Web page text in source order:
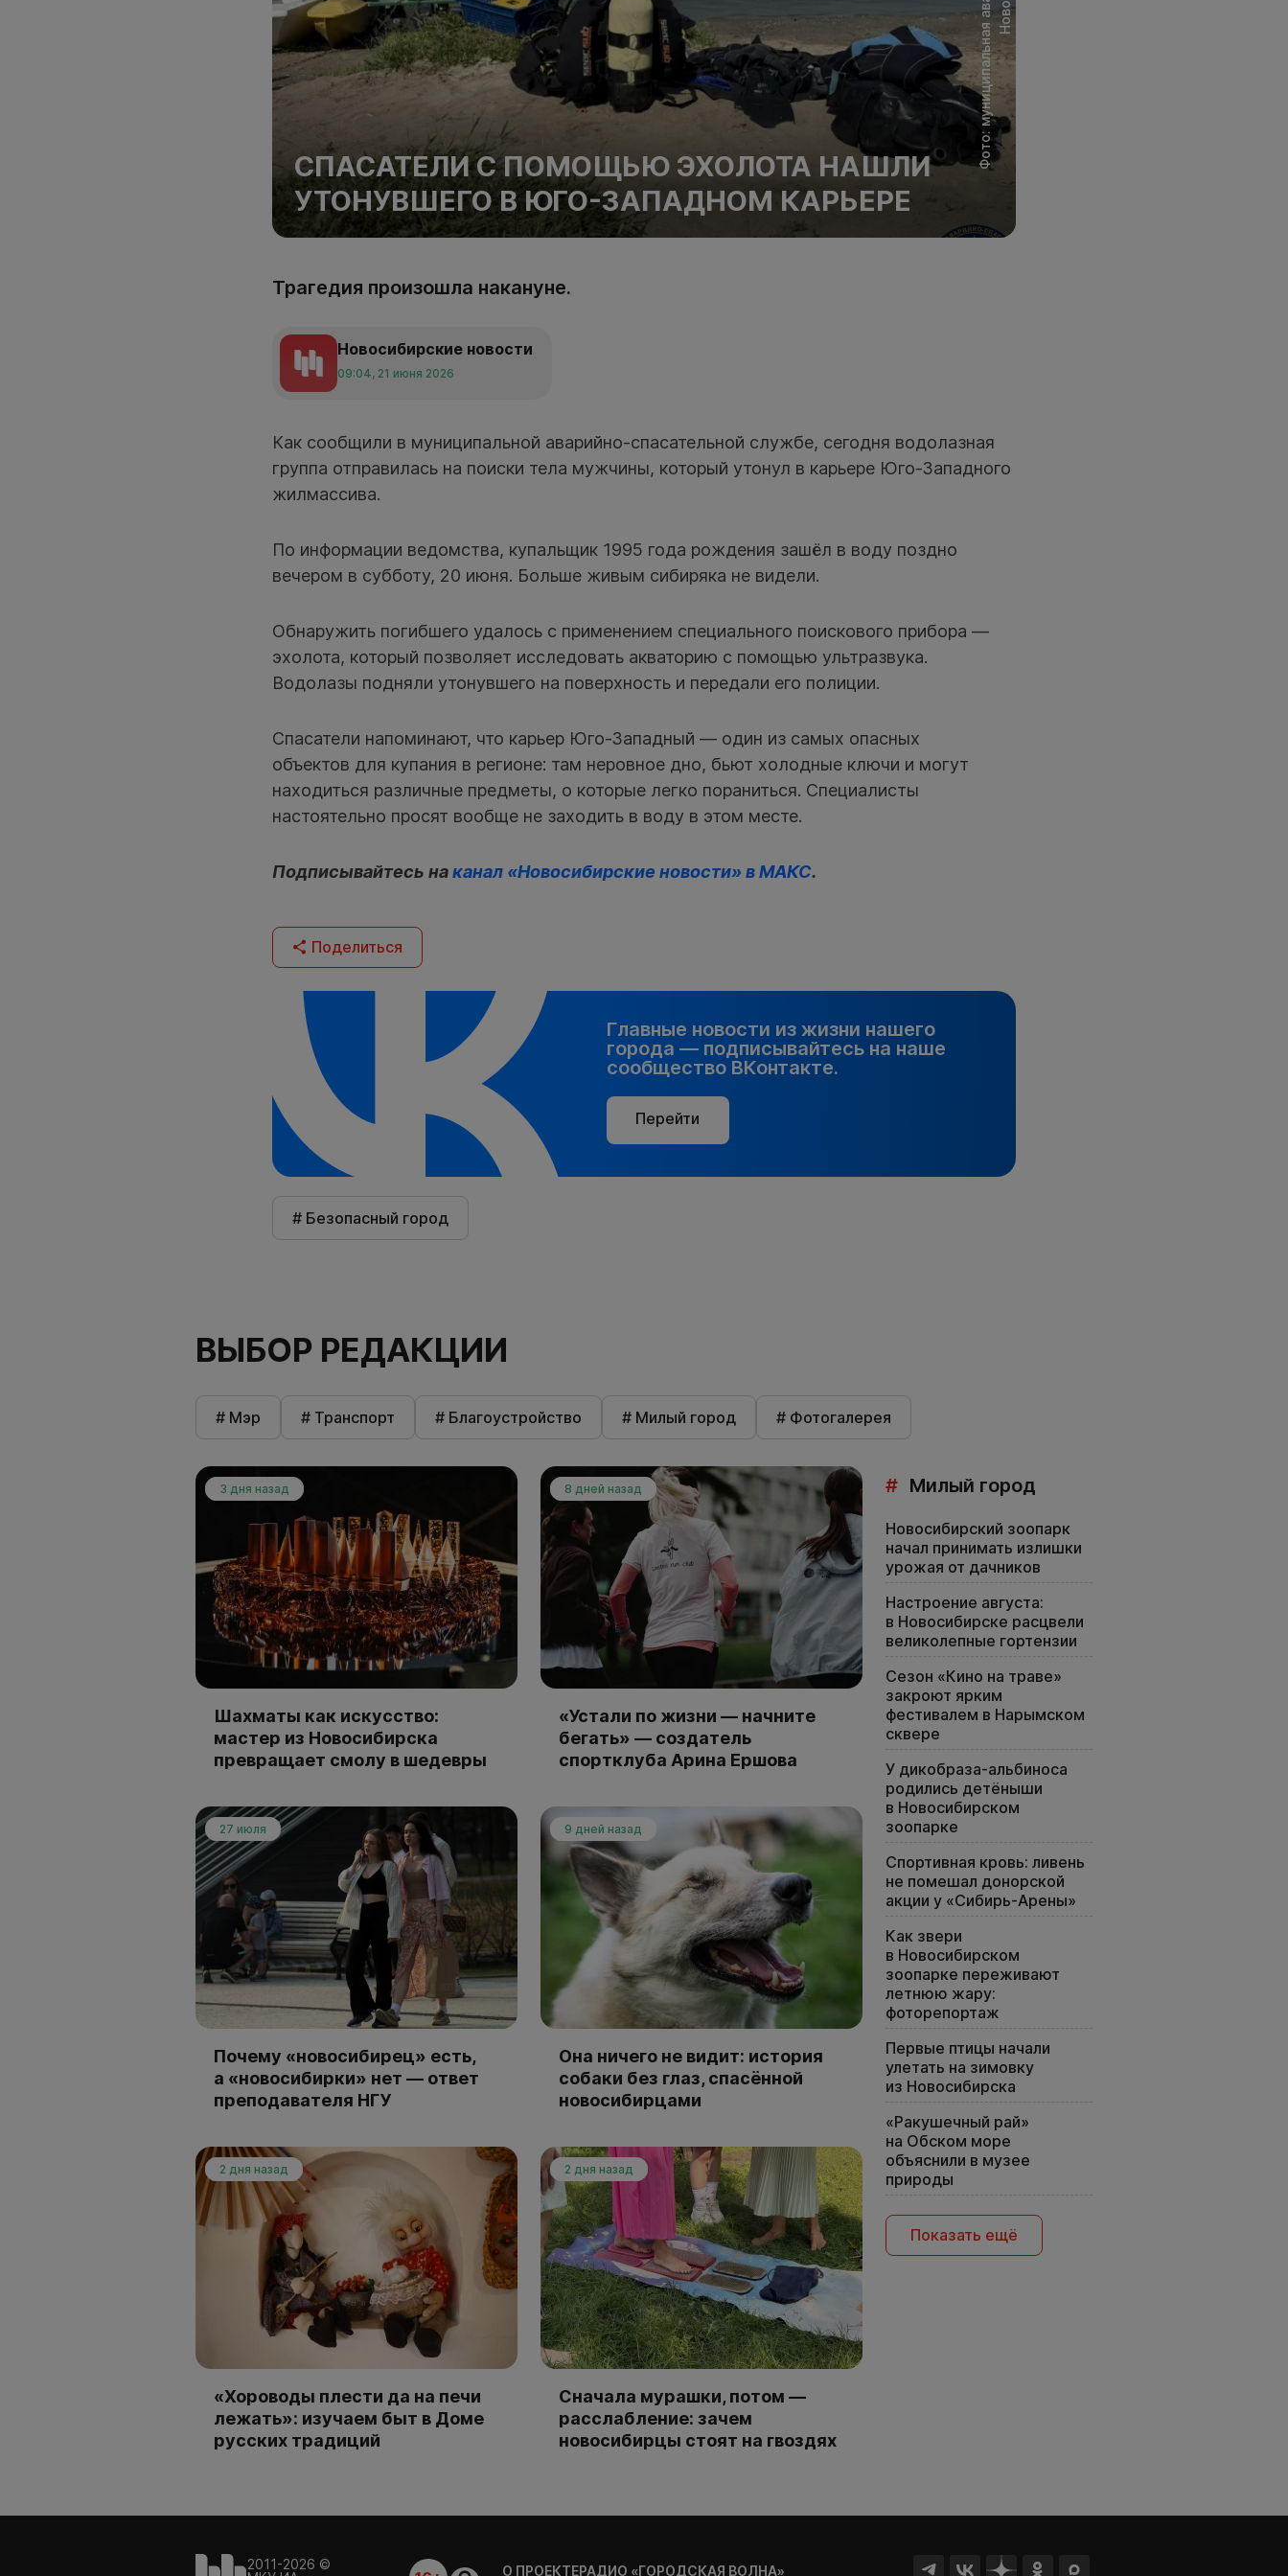
СПАСАТЕЛИ С ПОМОЩЬЮ ЭХОЛОТА НАШЛИ
УТОНУВШЕГО В ЮГО-ЗАПАДНОМ КАРЬЕРЕ
Трагедия произошла накануне.
Новосибирские новости
09:04, 21 июня 2026
Как сообщили в муниципальной аварийно-спасательной службе, сегодня водолазная
группа отправилась на поиски тела мужчины, который утонул в карьере Юго-Западного
жилмассива.
По информации ведомства, купальщик 1995 года рождения зашёл в воду поздно
вечером в субботу, 20 июня. Больше живым сибиряка не видели.
Обнаружить погибшего удалось с применением специального поискового прибора —
эхолота, который позволяет исследовать акваторию с помощью ультразвука.
Водолазы подняли утонувшего на поверхность и передали его полиции.
Спасатели напоминают, что карьер Юго-Западный — один из самых опасных
объектов для купания в регионе: там неровное дно, бьют холодные ключи и могут
находиться различные предметы, о которые легко пораниться. Специалисты
настоятельно просят вообще не заходить в воду в этом месте.
Подписывайтесь наканал «Новосибирские новости» в МАКС.
Поделиться
Главные новости из жизни нашего
города — подписывайтесь на наше
сообщество ВКонтакте.
Перейти
# Безопасный город
ВЫБОР РЕДАКЦИИ
# Мэр # Транспорт # Благоустройство # Милый город # Фотогалерея
3 дня назад
Шахматы как искусство:
мастер из Новосибирска
превращает смолу в шедевры
8 дней назад
«Устали по жизни — начните
бегать» — создатель
спортклуба Арина Ершова
27 июля
Почему «новосибирец» есть,
а «новосибирки» нет — ответ
преподавателя НГУ
9 дней назад
Она ничего не видит: история
собаки без глаз, спасённой
новосибирцами
2 дня назад
«Хороводы плести да на печи
лежать»: изучаем быт в Доме
русских традиций
2 дня назад
Сначала мурашки, потом —
расслабление: зачем
новосибирцы стоят на гвоздях
# Милый город
Новосибирский зоопарк
начал принимать излишки
урожая от дачников
Настроение августа:
в Новосибирске расцвели
великолепные гортензии
Сезон «Кино на траве»
закроют ярким
фестивалем в Нарымском
сквере
У дикобраза-альбиноса
родились детёныши
в Новосибирском
зоопарке
Спортивная кровь: ливень
не помешал донорской
акции у «Сибирь-Арены»
Как звери
в Новосибирском
зоопарке переживают
летнюю жару:
фоторепортаж
Первые птицы начали
улетать на зимовку
из Новосибирска
«Ракушечный рай»
на Обском море
объяснили в музее
природы
Показать ещё
2011-2026 ©
О ПРОЕКТЕРАДИО «ГОРОДСКАЯ ВОЛНА»